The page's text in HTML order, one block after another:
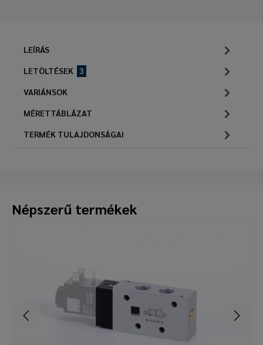
LEÍRÁS
LETÖLTÉSEK
3
VARIÁNSOK
MÉRETTÁBLÁZAT
TERMÉK TULAJDONSÁGAI
Népszerű termékek